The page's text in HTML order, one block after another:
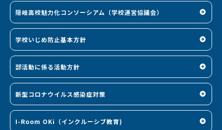
隠岐高校魅力化コンソーシアム（学校運営協議会）
学校いじめ防止基本方針
部活動に係る活動方針
新型コロナウイルス感染症対策
I-Room OKi（インクルーシブ教育)